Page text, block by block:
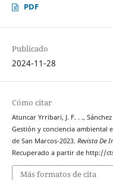
PDF
Publicado
2024-11-28
Cómo citar
Atuncar Yrribari, J. F. . .,
Gestión y conciencia ambiental
de San Marcos-2023. Revista De
Recuperado a partir de http://
Más formatos de cita